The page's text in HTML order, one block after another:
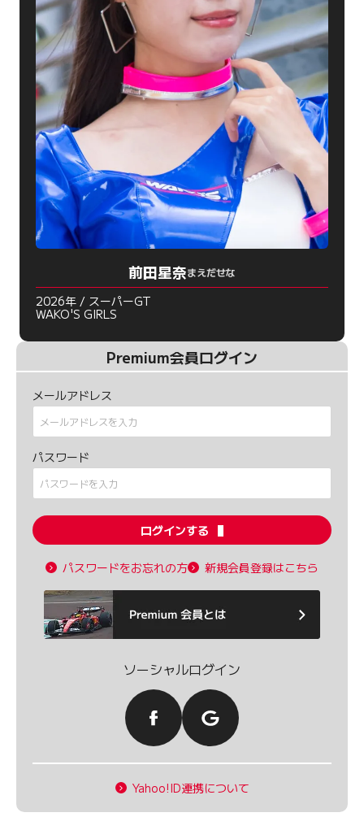
前田星奈まえだせな
2026年 / スーパーGT
WAKO'S GIRLS
Premium会員ログイン
メールアドレス
パスワード
ログインする
パスワードをお忘れの方 新規会員登録はこちら
ソーシャルログイン
Yahoo!ID連携について